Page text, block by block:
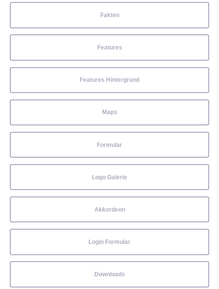
Fakten
Features
Features Hintergrund
Maps
Formular
Logo Galerie
Akkordeon
Login Formular
Downloads